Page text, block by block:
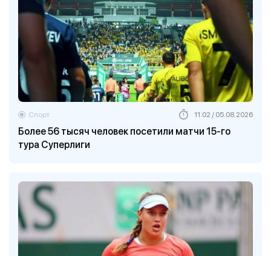
Более 56 тысяч человек посетили матчи 15-го
тура Суперлиги
Спорт 11:02 / 05.08.2026